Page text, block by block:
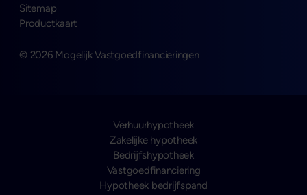
© 2026 Mogelijk Vastgoedfinancieringen
Sitemap
Productkaart
Verhuurhypotheek
Zakelijke hypotheek
Bedrijfshypotheek
Vastgoedfinanciering
Hypotheek bedrijfspand